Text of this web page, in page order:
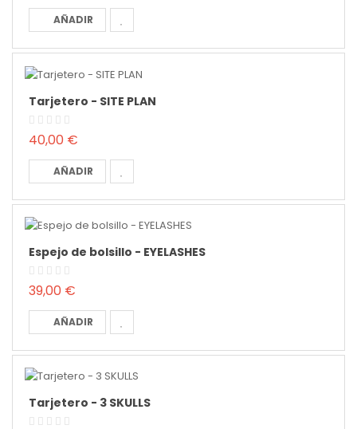
AÑADIR
Tarjetero - SITE PLAN
40,00 €
AÑADIR
Espejo de bolsillo - EYELASHES
39,00 €
AÑADIR
Tarjetero - 3 SKULLS